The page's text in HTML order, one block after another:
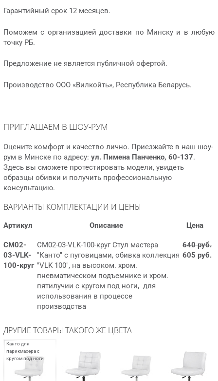
Гарантийный срок 12 месяцев.
Поможем с организацией доставки по Минску и в любую
точку РБ.
Предложение не является публичной офертой.
Производство ООО «Вилкойть», Республика Беларусь.
ПРИГЛАШАЕМ В ШОУ-РУМ
Оцените комфорт и качество лично. Приезжайте в наш шоу-
рум в Минске по адресу: ул. Пимена Панченко, 60-137.
Здесь вы сможете протестировать модели, увидеть
образцы обивки и получить профессиональную
консультацию.
ВАРИАНТЫ КОМПЛЕКТАЦИИ И ЦЕНЫ
Артикул Описание Цена
СМ02-
03-VLK-
100-круг
СМ02-03-VLK-100-круг Стул мастера
"Канто" с пуговицами, обивка коллекция
"VLK 100", на высоком. хром.
пневматическом подъемнике и хром.
пятилучии с кругом под ноги, для
использования в процессе
производства
640 руб.
605 руб.
ДРУГИЕ ТОВАРЫ ТАКОГО ЖЕ ЦВЕТА